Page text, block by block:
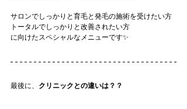
サロンでしっかりと育毛と発毛の施術を受けたい方
トータルでしっかりと改善されたい方
に向けたスペシャルなメニューです✨
最後に、 クリニックとの違いは？？